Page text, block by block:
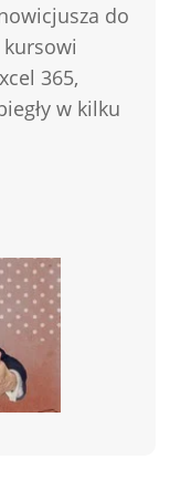
do
365,
w kilku